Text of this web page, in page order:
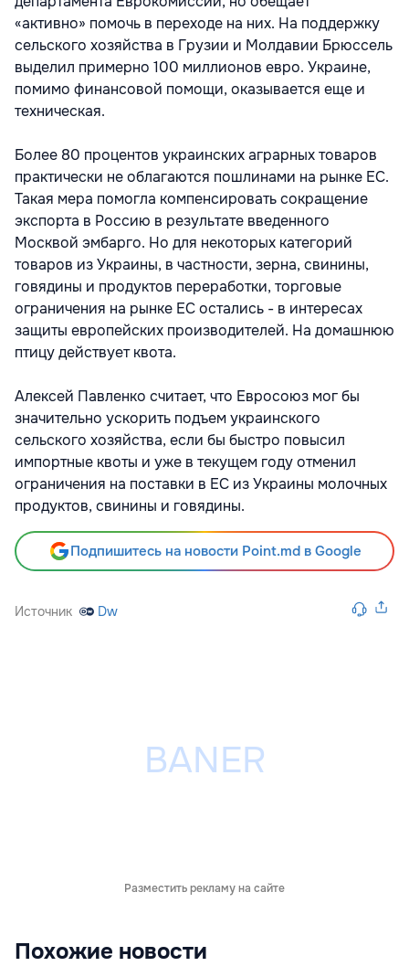
«активно» помочь в переходе на них. На поддержку
сельского хозяйства в Грузии и Молдавии Брюссель
выделил примерно 100 миллионов евро. Украине,
помимо финансовой помощи, оказывается еще и
техническая.
Более 80 процентов украинских аграрных товаров
практически не облагаются пошлинами на рынке ЕС.
Такая мера помогла компенсировать сокращение
экспорта в Россию в результате введенного
Москвой эмбарго. Но для некоторых категорий
товаров из Украины, в частности, зерна, свинины,
говядины и продуктов переработки, торговые
ограничения на рынке ЕС остались - в интересах
защиты европейских производителей. На домашнюю
птицу действует квота.
Алексей Павленко считает, что Евросоюз мог бы
значительно ускорить подъем украинского
сельского хозяйства, если бы быстро повысил
импортные квоты и уже в текущем году отменил
ограничения на поставки в ЕС из Украины молочных
продуктов, свинины и говядины.
Подпишитесь на новости Point.md в Google
Источник Dw
Разместить рекламу на сайте
Похожие новости